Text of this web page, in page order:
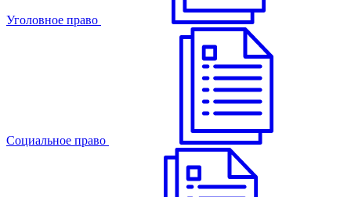
Уголовное право
Cоциальное право